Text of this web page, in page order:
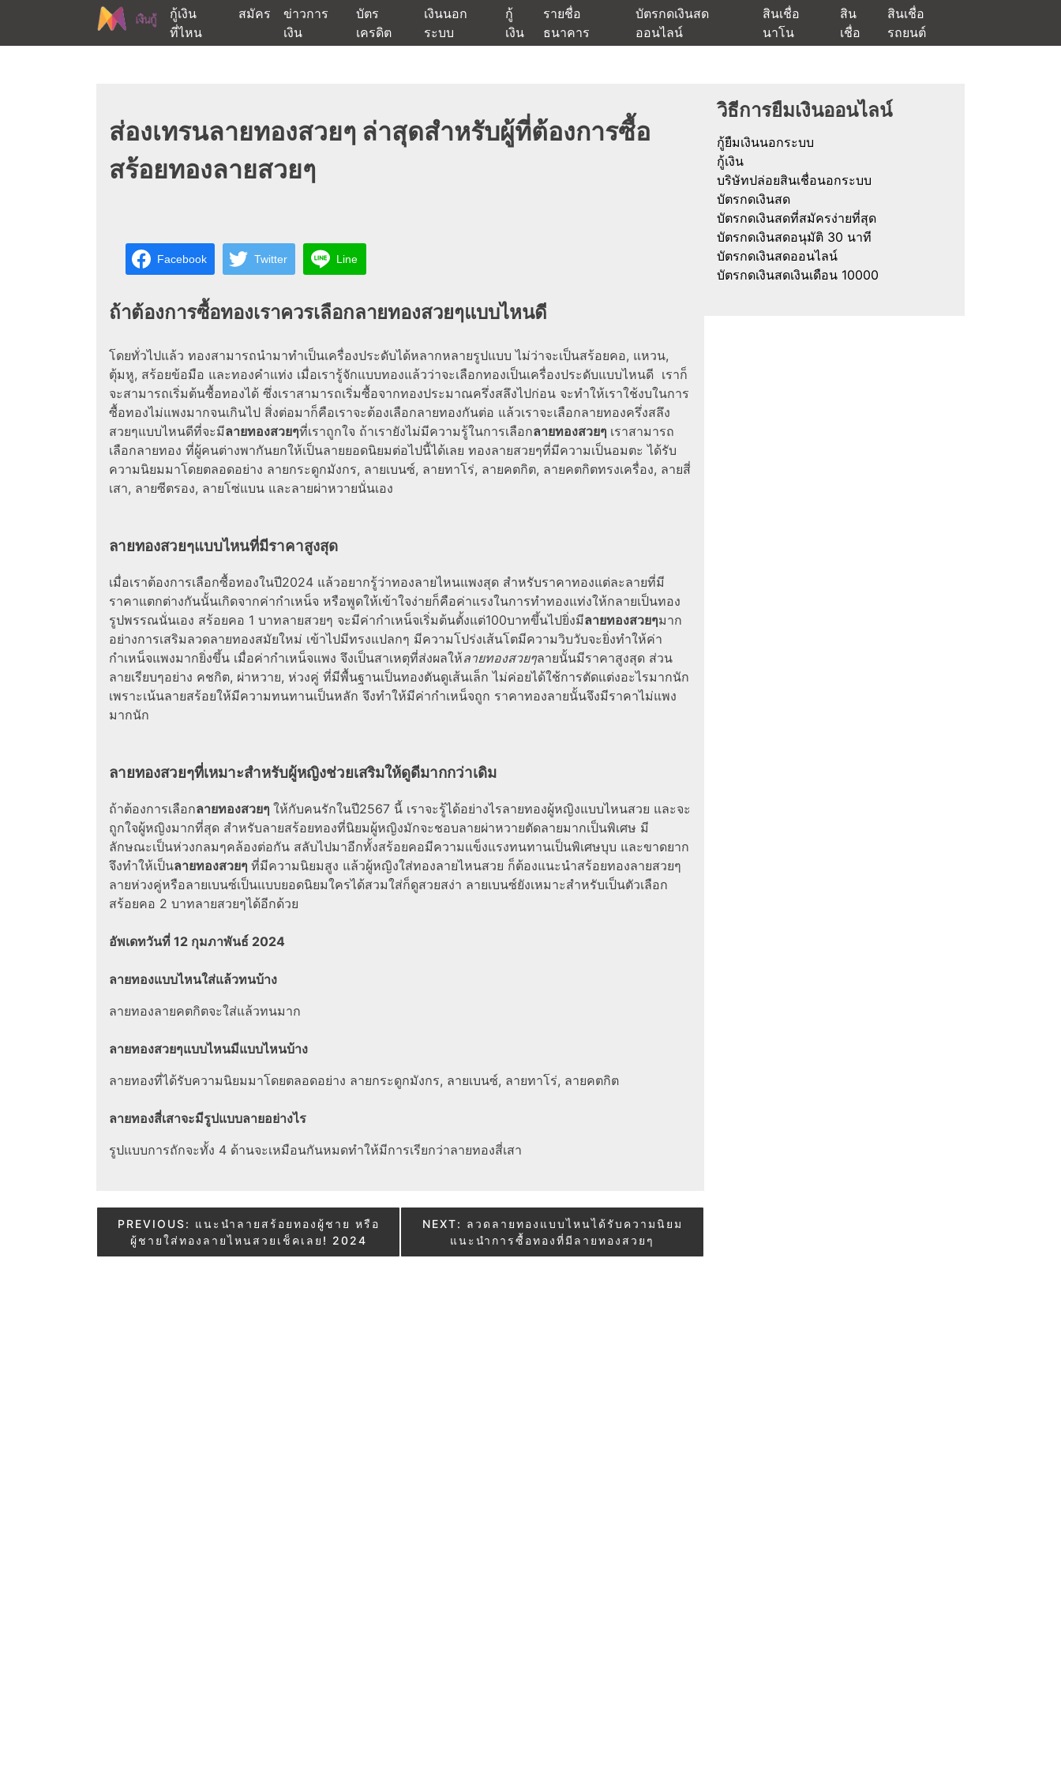
content
กู้เงิน
ที่ไหน
สมัคร
ข่าวการ
เงิน
บัตร
เครดิต
เงินนอก
ระบบ
กู้
เงิน
รายชื่อ
ธนาคาร
บัตรกดเงินสด
ออนไลน์
สินเชื่อ
นาโน
สิน
เชื่อ
สินเชื่อ
รถยนต์
ส่องเทรนลายทองสวยๆ ล่าสุดสำหรับผู้ที่ต้องการซื้อ
สร้อยทองลายสวยๆ
Facebook Twitter Line
ถ้าต้องการซื้อทองเราควรเลือกลายทองสวยๆแบบไหนดี
โดยทั่วไปแล้ว ทองสามารถนำมาทำเป็นเครื่องประดับได้หลากหลายรูปแบบ ไม่ว่าจะเป็นสร้อยคอ, แหวน,
ตุ้มหู, สร้อยข้อมือ และทองคำแท่ง เมื่อเรารู้จักแบบทองแล้วว่าจะเลือกทองเป็นเครื่องประดับแบบไหนดี เราก็
จะสามารถเริ่มต้นซื้อทองได้ ซึ่งเราสามารถเริ่มซื้อจากทองประมาณครึ่งสลึงไปก่อน จะทำให้เราใช้งบในการ
ซื้อทองไม่แพงมากจนเกินไป สิ่งต่อมาก็คือเราจะต้องเลือกลายทองกันต่อ แล้วเราจะเลือกลายทองครึ่งสลึง
สวยๆแบบไหนดีที่จะมีลายทองสวยๆที่เราถูกใจ ถ้าเรายังไม่มีความรู้ในการเลือกลายทองสวยๆ เราสามารถ
เลือกลายทอง ที่ผู้คนต่างพากันยกให้เป็นลายยอดนิยมต่อไปนี้ได้เลย ทองลายสวยๆที่มีความเป็นอมตะ ได้รับ
ความนิยมมาโดยตลอดอย่าง ลายกระดูกมังกร, ลายเบนซ์, ลายทาโร่, ลายคตกิต, ลายคตกิตทรงเครื่อง, ลายสี่
เสา, ลายซีตรอง, ลายโซ่แบน และลายผ่าหวายนั่นเอง
ลายทองสวยๆแบบไหนที่มีราคาสูงสุด
เมื่อเราต้องการเลือกซื้อทองในปี2024 แล้วอยากรู้ว่าทองลายไหนแพงสุด สำหรับราคาทองแต่ละลายที่มี
ราคาแตกต่างกันนั้นเกิดจากค่ากำเหน็จ หรือพูดให้เข้าใจง่ายก็คือค่าแรงในการทำทองแท่งให้กลายเป็นทอง
รูปพรรณนั่นเอง สร้อยคอ 1 บาทลายสวยๆ จะมีค่ากำเหน็จเริ่มต้นตั้งแต่100บาทขึ้นไปยิ่งมีลายทองสวยๆมาก
อย่างการเสริมลวดลายทองสมัยใหม่ เข้าไปมีทรงแปลกๆ มีความโปร่งเส้นโตมีความวิบวับจะยิ่งทำให้ค่า
กำเหน็จแพงมากยิ่งขึ้น เมื่อค่ากำเหน็จแพง จึงเป็นสาเหตุที่ส่งผลให้ลายทองสวยๆลายนั้นมีราคาสูงสุด ส่วน
ลายเรียบๆอย่าง คชกิต, ผ่าหวาย, ห่วงคู่ ที่มีพื้นฐานเป็นทองตันดูเส้นเล็ก ไม่ค่อยได้ใช้การตัดแต่งอะไรมากนัก
เพราะเน้นลายสร้อยให้มีความทนทานเป็นหลัก จึงทำให้มีค่ากำเหน็จถูก ราคาทองลายนั้นจึงมีราคาไม่แพง
มากนัก
ลายทองสวยๆที่เหมาะสำหรับผู้หญิงช่วยเสริมให้ดูดีมากกว่าเดิม
ถ้าต้องการเลือกลายทองสวยๆ ให้กับคนรักในปี2567 นี้ เราจะรู้ได้อย่างไรลายทองผู้หญิงแบบไหนสวย และจะ
ถูกใจผู้หญิงมากที่สุด สำหรับลายสร้อยทองที่นิยมผู้หญิงมักจะชอบลายผ่าหวายตัดลายมากเป็นพิเศษ มี
ลักษณะเป็นห่วงกลมๆคล้องต่อกัน สลับไปมาอีกทั้งสร้อยคอมีความแข็งแรงทนทานเป็นพิเศษบุบ และขาดยาก
จึงทำให้เป็นลายทองสวยๆ ที่มีความนิยมสูง แล้วผู้หญิงใส่ทองลายไหนสวย ก็ต้องแนะนำสร้อยทองลายสวยๆ
ลายห่วงคู่หรือลายเบนซ์เป็นแบบยอดนิยมใครได้สวมใส่ก็ดูสวยสง่า ลายเบนซ์ยังเหมาะสำหรับเป็นตัวเลือก
สร้อยคอ 2 บาทลายสวยๆได้อีกด้วย
อัพเดทวันที่ 12 กุมภาพันธ์ 2024
ลายทองแบบไหนใส่แล้วทนบ้าง
ลายทองลายคตกิตจะใส่แล้วทนมาก
ลายทองสวยๆแบบไหนมีแบบไหนบ้าง
ลายทองที่ได้รับความนิยมมาโดยตลอดอย่าง ลายกระดูกมังกร, ลายเบนซ์, ลายทาโร่, ลายคตกิต
ลายทองสี่เสาจะมีรูปแบบลายอย่างไร
รูปแบบการถักจะทั้ง 4 ด้านจะเหมือนกันหมดทำให้มีการเรียกว่าลายทองสี่เสา
Post
navigation
PREVIOUS: แนะนำลายสร้อยทองผู้ชาย หรือ
ผู้ชายใส่ทองลายไหนสวยเช็คเลย! 2024
NEXT: ลวดลายทองแบบไหนได้รับความนิยม
แนะนำการซื้อทองที่มีลายทองสวยๆ
วิธีการยืมเงินออนไลน์
กู้ยืมเงินนอกระบบ
กู้เงิน
บริษัทปล่อยสินเชื่อนอกระบบ
บัตรกดเงินสด
บัตรกดเงินสดที่สมัครง่ายที่สุด
บัตรกดเงินสดอนุมัติ 30 นาที
บัตรกดเงินสดออนไลน์
บัตรกดเงินสดเงินเดือน 10000